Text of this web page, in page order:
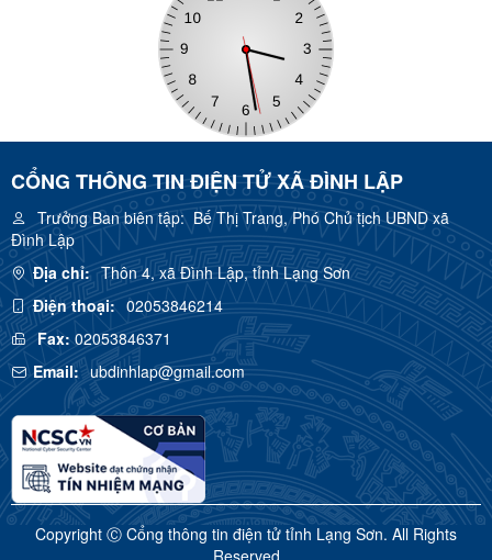
CỔNG THÔNG TIN ĐIỆN TỬ XÃ ĐÌNH LẬP
Trưởng Ban biên tập:Bế Thị Trang, Phó Chủ tịch UBND xã
Đình Lập
Địa chỉ: Thôn 4, xã Đình Lập, tỉnh Lạng Sơn
Điện thoại: 02053846214
Fax:02053846371
Email: ubdinhlap@gmail.com
Copyright Ⓒ Cổng thông tin điện tử tỉnh Lạng Sơn. All Rights
Reserved